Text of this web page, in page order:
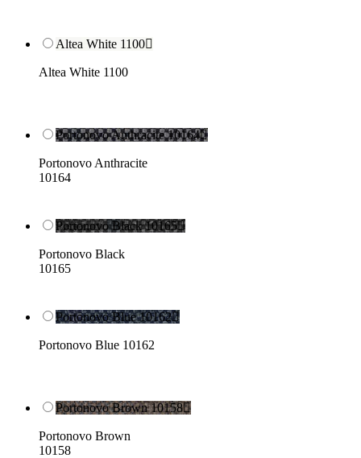
Altea White 1100
Altea White 1100
Portonovo Anthracite 10164
Portonovo Anthracite
10164
Portonovo Black 10165
Portonovo Black
10165
Portonovo Blue 10162
Portonovo Blue 10162
Portonovo Brown 10158
Portonovo Brown
10158